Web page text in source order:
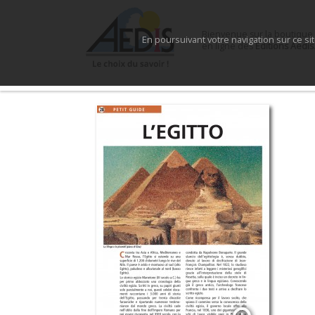
Bienvenue sur la boutique
en ligne desÉditions Aedis.
En poursuivant votre navigation sur ce